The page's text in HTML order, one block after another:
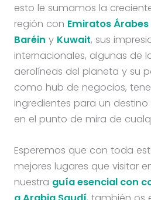
esto le sumamos la
región con Emiratos Árabes
Baréin y Kuwait, sus
internacionales, algunas de
aerolíneas del planeta y su
como hub de negocios,
ingredientes para un
en el punto de mira de
Esperemos que con toda
mejores lugares que visitar
nuestra guía esencial con